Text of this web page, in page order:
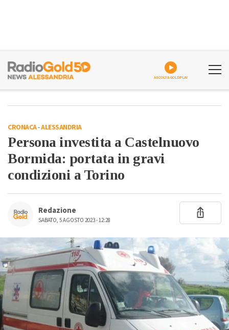
ASCOLTA GOLDPLAY
CRONACA-ALESSANDRIA
Persona investita a Castelnuovo
Bormida: portata in gravi
condizioni a Torino
Redazione
SABATO, 5 AGOSTO 2023 - 12:28